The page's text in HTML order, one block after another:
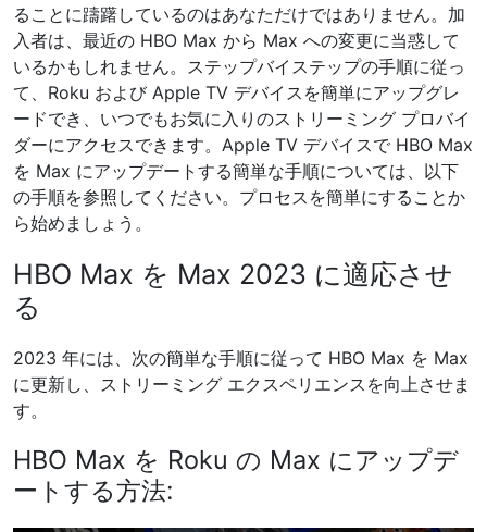
ることに躊躇しているのはあなただけではありません。加
入者は、最近の HBO Max から Max への変更に当惑して
いるかもしれません。ステップバイステップの手順に従っ
て、Roku および Apple TV デバイスを簡単にアップグレ
ードでき、いつでもお気に入りのストリーミング プロバイ
ダーにアクセスできます。Apple TV デバイスで HBO Max
を Max にアップデートする簡単な手順については、以下
の手順を参照してください。プロセスを簡単にすることか
ら始めましょう。
HBO Max を Max 2023 に適応させ
る
2023 年には、次の簡単な手順に従って HBO Max を Max
に更新し、ストリーミング エクスペリエンスを向上させま
す。
HBO Max を Roku の Max にアップデ
ートする方法: